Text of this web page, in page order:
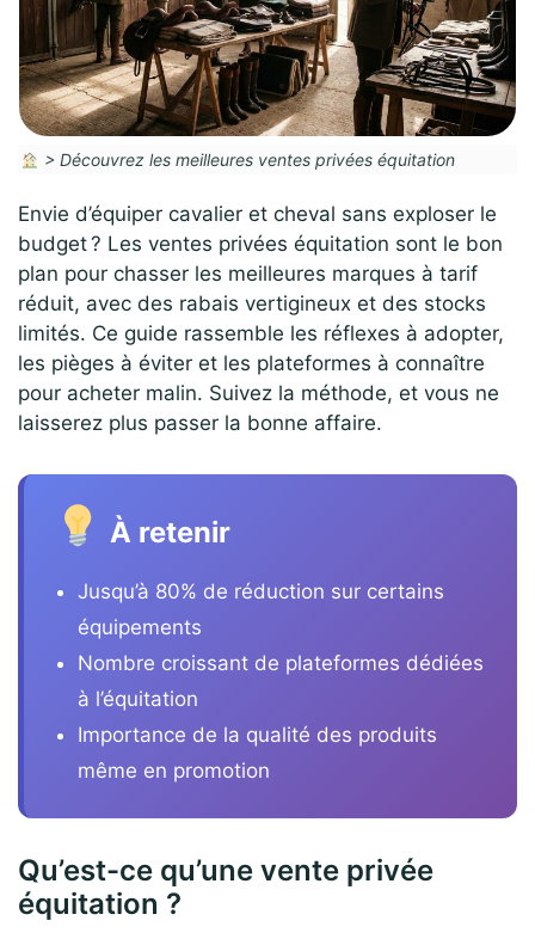
> Découvrez les meilleures ventes privées équitation
Envie d’équiper cavalier et cheval sans exploser le
budget ? Les ventes privées équitation sont le bon
plan pour chasser les meilleures marques à tarif
réduit, avec des rabais vertigineux et des stocks
limités. Ce guide rassemble les réflexes à adopter,
les pièges à éviter et les plateformes à connaître
pour acheter malin. Suivez la méthode, et vous ne
laisserez plus passer la bonne affaire.
À retenir
Jusqu’à 80% de réduction sur certains
équipements
Nombre croissant de plateformes dédiées
à l’équitation
Importance de la qualité des produits
même en promotion
Qu’est-ce qu’une vente privée
équitation ?